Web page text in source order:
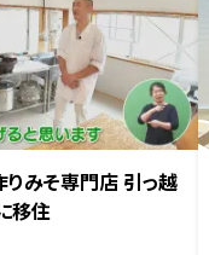
みそ専門店 引っ越
移住